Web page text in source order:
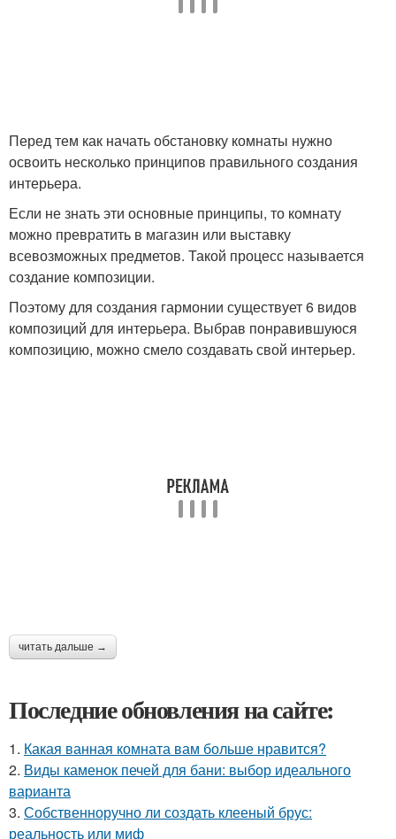
Перед тем как начать обстановку комнаты нужно
освоить несколько принципов правильного создания
интерьера.
Если не знать эти основные принципы, то комнату
можно превратить в магазин или выставку
всевозможных предметов. Такой процесс называется
создание композиции.
Поэтому для создания гармонии существует 6 видов
композиций для интерьера. Выбрав понравившуюся
композицию, можно смело создавать свой интерьер.
читать дальше →
Последние обновления на сайте:
1. Какая ванная комната вам больше нравится?
2. Виды каменок печей для бани: выбор идеального
варианта
3. Собственноручно ли создать клееный брус:
реальность или миф